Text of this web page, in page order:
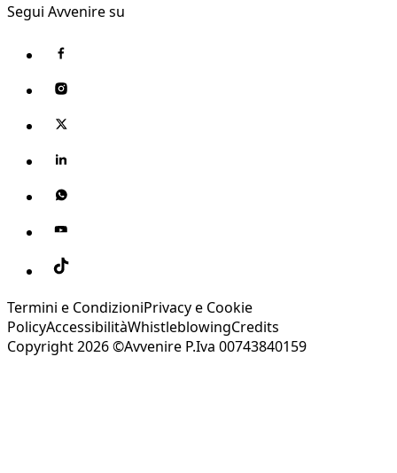
Segui Avvenire su
Termini e CondizioniPrivacy e Cookie
PolicyAccessibilitàWhistleblowingCredits
Copyright 2026 ©Avvenire P.Iva 00743840159